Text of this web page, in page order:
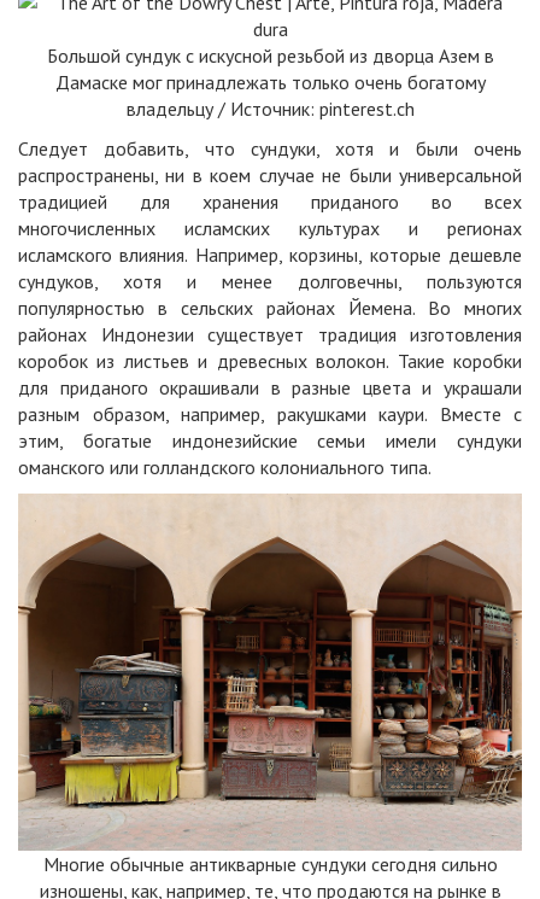
Большой сундук с искусной резьбой из дворца Азем в
Дамаске мог принадлежать только очень богатому
владельцу / Источник: pinterest.ch
Следует добавить, что сундуки, хотя и были очень
распространены, ни в коем случае не были универсальной
традицией для хранения приданого во всех
многочисленных исламских культурах и регионах
исламского влияния. Например, корзины, которые дешевле
сундуков, хотя и менее долговечны, пользуются
популярностью в сельских районах Йемена. Во многих
районах Индонезии существует традиция изготовления
коробок из листьев и древесных волокон. Такие коробки
для приданого окрашивали в разные цвета и украшали
разным образом, например, ракушками каури. Вместе с
этим, богатые индонезийские семьи имели сундуки
оманского или голландского колониального типа.
Многие обычные антикварные сундуки сегодня сильно
изношены, как, например, те, что продаются на рынке в